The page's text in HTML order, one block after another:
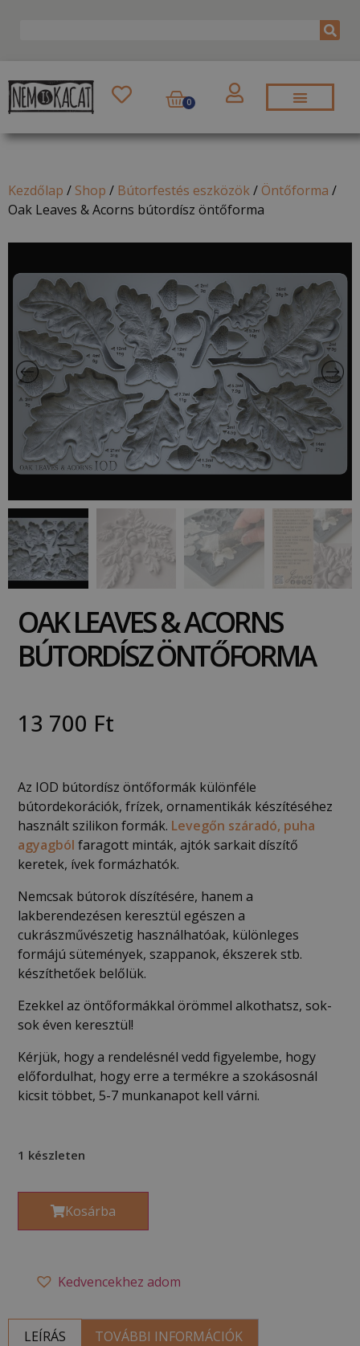
0
Kezdőlap / Shop / Bútorfestés eszközök/ Öntőforma /
Oak Leaves & Acorns bútordísz öntőforma
OAK LEAVES & ACORNS
BÚTORDÍSZ ÖNTŐFORMA
13 700 Ft
Az IOD bútordísz öntőformák különféle
bútordekorációk, frízek, ornamentikák készítéséhez
használt szilikon formák. Levegőn száradó, puha
agyagból faragott minták, ajtók sarkait díszítő
keretek, ívek formázhatók.
Nemcsak bútorok díszítésére, hanem a
lakberendezésen keresztül egészen a
cukrászművészetig használhatóak, különleges
formájú sütemények, szappanok, ékszerek stb.
készíthetőek belőlük.
Ezekkel az öntőformákkal örömmel alkothatsz, sok-
sok éven keresztül!
Kérjük, hogy a rendelésnél vedd figyelembe, hogy
előfordulhat, hogy erre a termékre a szokásosnál
kicsit többet, 5-7 munkanapot kell várni.
1 készleten
Kosárba
Kedvencekhez adom
LEÍRÁS TOVÁBBI INFORMÁCIÓK